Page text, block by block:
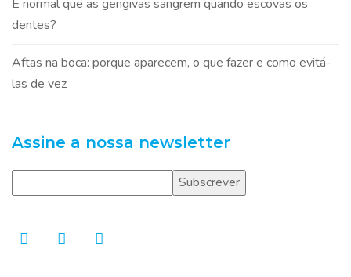
É normal que as gengivas sangrem quando escovas os
dentes?
Aftas na boca: porque aparecem, o que fazer e como evitá-
las de vez
Assine a nossa newsletter